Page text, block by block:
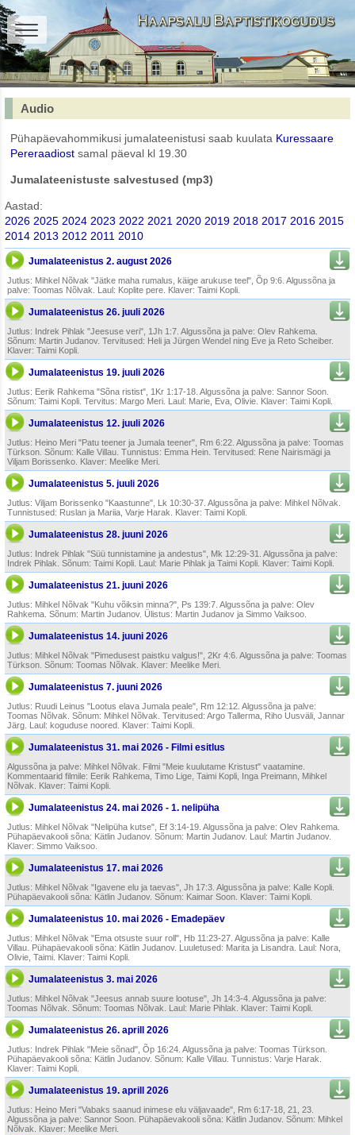
Audio
Pühapäevahommikusi jumalateenistusi saab kuulata Kuressaare
Pereraadiost samal päeval kl 19.30
Jumalateenistuste salvestused (mp3)
Aastad:
2026 2025 2024 2023 2022 2021 2020 2019 2018 2017 2016 2015
2014 2013 2012 2011 2010
Jumalateenistus 2. august 2026
Jutlus: Mihkel Nõlvak "Jätke maha rumalus, käige arukuse teel", Õp 9:6. Algussõna ja
palve: Toomas Nõlvak. Laul: Koplite pere. Klaver: Taimi Kopli.
Jumalateenistus 26. juuli 2026
Jutlus: Indrek Pihlak "Jeesuse veri", 1Jh 1:7. Algussõna ja palve: Olev Rahkema.
Sõnum: Martin Judanov. Tervitused: Heli ja Jürgen Wendel ning Eve ja Reto Scheiber.
Klaver: Taimi Kopli.
Jumalateenistus 19. juuli 2026
Jutlus: Eerik Rahkema "Sõna ristist", 1Kr 1:17-18. Algussõna ja palve: Sannor Soon.
Sõnum: Taimi Kopli. Tervitus: Margo Meri. Laul: Marie, Eva, Olivie. Klaver: Taimi Kopli.
Jumalateenistus 12. juuli 2026
Jutlus: Heino Meri "Patu teener ja Jumala teener", Rm 6:22. Algussõna ja palve: Toomas
Türkson. Sõnum: Kalle Villau. Tunnistus: Emma Hein. Tervitused: Rene Nairismägi ja
Viljam Borissenko. Klaver: Meelike Meri.
Jumalateenistus 5. juuli 2026
Jutlus: Viljam Borissenko "Kaastunne", Lk 10:30-37. Algussõna ja palve: Mihkel Nõlvak.
Tunnistused: Ruslan ja Mariia, Varje Harak. Klaver: Taimi Kopli.
Jumalateenistus 28. juuni 2026
Jutlus: Indrek Pihlak "Süü tunnistamine ja andestus", Mk 12:29-31. Algussõna ja palve:
Indrek Pihlak. Sõnum: Taimi Kopli. Laul: Marie Pihlak ja Taimi Kopli. Klaver: Taimi Kopli.
Jumalateenistus 21. juuni 2026
Jutlus: Mihkel Nõlvak "Kuhu võiksin minna?", Ps 139:7. Algussõna ja palve: Olev
Rahkema. Sõnum: Martin Judanov. Ülistus: Martin Judanov ja Simmo Vaiksoo.
Jumalateenistus 14. juuni 2026
Jutlus: Mihkel Nõlvak "Pimedusest paistku valgus!", 2Kr 4:6. Algussõna ja palve: Toomas
Türkson. Sõnum: Toomas Nõlvak. Klaver: Meelike Meri.
Jumalateenistus 7. juuni 2026
Jutlus: Ruudi Leinus "Lootus elava Jumala peale", Rm 12:12. Algussõna ja palve:
Toomas Nõlvak. Sõnum: Mihkel Nõlvak. Tervitused: Argo Tallerma, Riho Uusväli, Jannar
Järg. Laul: koguduse noored. Klaver: Taimi Kopli.
Jumalateenistus 31. mai 2026 - Filmi esitlus
Algussõna ja palve: Mihkel Nõlvak. Filmi "Meie kuulutame Kristust" vaatamine.
Kommentaarid filmile: Eerik Rahkema, Timo Lige, Taimi Kopli, Inga Preimann, Mihkel
Nõlvak. Klaver: Taimi Kopli.
Jumalateenistus 24. mai 2026 - 1. nelipüha
Jutlus: Mihkel Nõlvak "Nelipüha kutse", Ef 3:14-19. Algussõna ja palve: Olev Rahkema.
Pühapäevakooli sõna: Kätlin Judanov. Sõnum: Martin Judanov. Laul: Martin Judanov.
Klaver: Simmo Vaiksoo.
Jumalateenistus 17. mai 2026
Jutlus: Mihkel Nõlvak "Igavene elu ja taevas", Jh 17:3. Algussõna ja palve: Kalle Kopli.
Pühapäevakooli sõna: Kätlin Judanov. Sõnum: Kaimar Soon. Klaver: Taimi Kopli.
Jumalateenistus 10. mai 2026 - Emadepäev
Jutlus: Mihkel Nõlvak "Ema otsuste suur roll", Hb 11:23-27. Algussõna ja palve: Kalle
Villau. Pühapäevakooli sõna: Kätlin Judanov. Luuletused: Marita ja Lisandra. Laul: Nora,
Olivie, Taimi. Klaver: Taimi Kopli.
Jumalateenistus 3. mai 2026
Jutlus: Mihkel Nõlvak "Jeesus annab suure lootuse", Jh 14:3-4. Algussõna ja palve:
Toomas Nõlvak. Sõnum: Toomas Nõlvak. Laul: Marie Pihlak. Klaver: Taimi Kopli.
Jumalateenistus 26. aprill 2026
Jutlus: Indrek Pihlak "Meie sõnad", Õp 16:24. Algussõna ja palve: Toomas Türkson.
Pühapäevakooli sõna: Kätlin Judanov. Sõnum: Kalle Villau. Tunnistus: Varje Harak.
Klaver: Taimi Kopli.
Jumalateenistus 19. aprill 2026
Jutlus: Heino Meri "Vabaks saanud inimese elu väljavaade", Rm 6:17-18, 21, 23.
Algussõna ja palve: Sannor Soon. Pühapäevakooli sõna: Kätlin Judanov. Sõnum: Mihkel
Nõlvak. Klaver: Meelike Meri.